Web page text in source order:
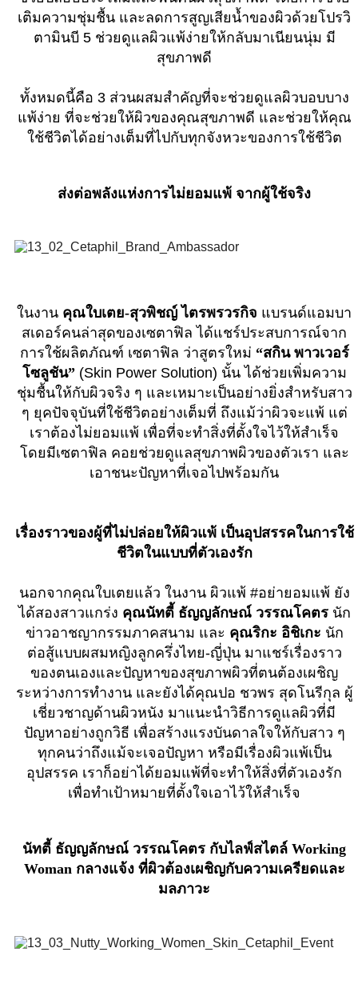
เติมความชุ่มชื้น และลดการสูญเสียน้ำของผิวด้วยโปรวิ
ตามินบี 5 ช่วยดูแลผิวแพ้ง่ายให้กลับมาเนียนนุ่ม มี
สุขภาพดี
ทั้งหมดนี้คือ 3 ส่วนผสมสำคัญที่จะช่วยดูแลผิวบอบบาง
แพ้ง่าย ที่จะช่วยให้ผิวของคุณสุขภาพดี และช่วยให้คุณ
ใช้ชีวิตได้อย่างเต็มที่ไปกับทุกจังหวะของการใช้ชีวิต
ส่งต่อพลังแห่งการไม่ยอมแพ้ จากผู้ใช้จริง
ในงาน คุณใบเตย-สุวพิชญ์ ไตรพรวรกิจ แบรนด์แอมบา
สเดอร์คนล่าสุดของเซตาฟิล ได้แชร์ประสบการณ์จาก
การใช้ผลิตภัณฑ์ เซตาฟิล ว่าสูตรใหม่ “สกิน พาวเวอร์
โซลูชัน”(Skin Power Solution) นั้น ได้ช่วยเพิ่มความ
ชุ่มชื้นให้กับผิวจริง ๆ และเหมาะเป็นอย่างยิ่งสำหรับสาว
ๆ ยุคปัจจุบันที่ใช้ชีวิตอย่างเต็มที่ ถึงแม้ว่าผิวจะแพ้ แต่
เราต้องไม่ยอมแพ้ เพื่อที่จะทำสิ่งที่ตั้งใจไว้ให้สำเร็จ
โดยมีเซตาฟิล คอยช่วยดูแลสุขภาพผิวของตัวเรา และ
เอาชนะปัญหาที่เจอไปพร้อมกัน
เรื่องราวของผู้ที่ไม่ปล่อยให้ผิวแพ้ เป็นอุปสรรคในการใช้
ชีวิตในแบบที่ตัวเองรัก
นอกจากคุณใบเตยแล้ว ในงาน ผิวแพ้ #อย่ายอมแพ้ ยัง
ได้สองสาวแกร่ง คุณนัทตี้ ธัญญลักษณ์ วรรณโคตรนัก
ข่าวอาชญากรรมภาคสนาม และ คุณริกะ อิชิเกะ นัก
ต่อสู้แบบผสมหญิงลูกครึ่งไทย-ญี่ปุ่น มาแชร์เรื่องราว
ของตนเองและปัญหาของสุขภาพผิวที่ตนต้องเผชิญ
ระหว่างการทำงาน และยังได้คุณปอ ชวพร สุดโนรีกุล ผู้
เชี่ยวชาญด้านผิวหนัง มาแนะนำวิธีการดูแลผิวที่มี
ปัญหาอย่างถูกวิธี เพื่อสร้างแรงบันดาลใจให้กับสาว ๆ
ทุกคนว่าถึงแม้จะเจอปัญหา หรือมีเรื่องผิวแพ้เป็น
อุปสรรค เราก็อย่าได้ยอมแพ้ที่จะทำให้สิ่งที่ตัวเองรัก
เพื่อทำเป้าหมายที่ตั้งใจเอาไว้ให้สำเร็จ
นัทตี้ ธัญญลักษณ์ วรรณโคตร กับไลฟ์สไตล์ Working
Woman กลางแจ้ง ที่ผิวต้องเผชิญกับความเครียดและ
มลภาวะ